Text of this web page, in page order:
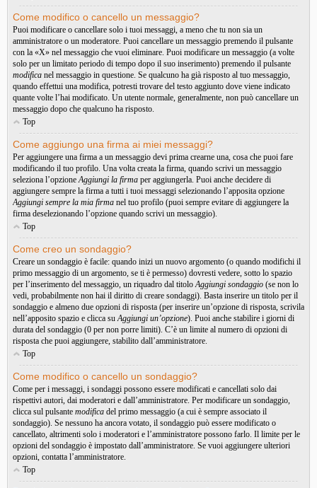
Come modifico o cancello un messaggio?
Puoi modificare o cancellare solo i tuoi messaggi, a meno che tu non sia un
amministratore o un moderatore. Puoi cancellare un messaggio premendo il pulsante
con la «X» nel messaggio che vuoi eliminare. Puoi modificare un messaggio (a volte
solo per un limitato periodo di tempo dopo il suo inserimento) premendo il pulsante
modifica nel messaggio in questione. Se qualcuno ha già risposto al tuo messaggio,
quando effettui una modifica, potresti trovare del testo aggiunto dove viene indicato
quante volte l’hai modificato. Un utente normale, generalmente, non può cancellare un
messaggio dopo che qualcuno ha risposto.
Top
Come aggiungo una firma ai miei messaggi?
Per aggiungere una firma a un messaggio devi prima crearne una, cosa che puoi fare
modificando il tuo profilo. Una volta creata la firma, quando scrivi un messaggio
seleziona l’opzioneAggiungi la firma per aggiungerla. Puoi anche decidere di
aggiungere sempre la firma a tutti i tuoi messaggi selezionando l’apposita opzione
Aggiungi sempre la mia firma nel tuo profilo (puoi sempre evitare di aggiungere la
firma deselezionando l’opzione quando scrivi un messaggio).
Top
Come creo un sondaggio?
Creare un sondaggio è facile: quando inizi un nuovo argomento (o quando modifichi il
primo messaggio di un argomento, se ti è permesso) dovresti vedere, sotto lo spazio
per l’inserimento del messaggio, un riquadro dal titoloAggiungi sondaggio (se non lo
vedi, probabilmente non hai il diritto di creare sondaggi). Basta inserire un titolo per il
sondaggio e almeno due opzioni di risposta (per inserire un’opzione di risposta, scrivila
nell’apposito spazio e clicca suAggiungi un’opzione). Puoi anche stabilire i giorni di
durata del sondaggio (0 per non porre limiti). C’è un limite al numero di opzioni di
risposta che puoi aggiungere, stabilito dall’amministratore.
Top
Come modifico o cancello un sondaggio?
Come per i messaggi, i sondaggi possono essere modificati e cancellati solo dai
rispettivi autori, dai moderatori e dall’amministratore. Per modificare un sondaggio,
clicca sul pulsante modifica del primo messaggio (a cui è sempre associato il
sondaggio). Se nessuno ha ancora votato, il sondaggio può essere modificato o
cancellato, altrimenti solo i moderatori e l’amministratore possono farlo. Il limite per le
opzioni del sondaggio è impostato dall’amministratore. Se vuoi aggiungere ulteriori
opzioni, contatta l’amministratore.
Top